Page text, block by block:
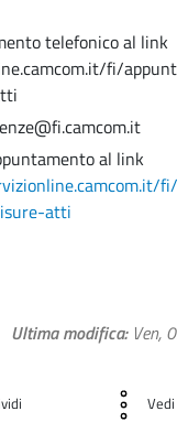
telefonico al link
fi/
al link
atti
Ultima modifica Ven,